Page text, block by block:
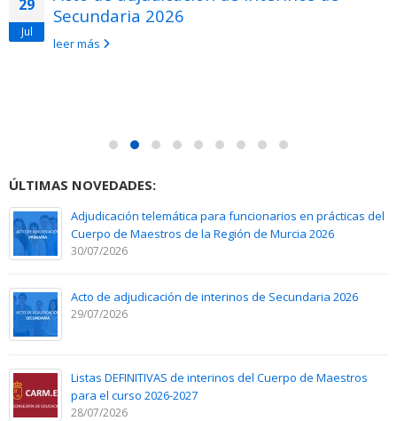
29
Jul
Secundaria 2026
leer más
ÚLTIMAS NOVEDADES:
Adjudicación telemática para funcionarios en prácticas del
Cuerpo de Maestros de la Región de Murcia 2026
30/07/2026
Acto de adjudicación de interinos de Secundaria 2026
29/07/2026
Listas DEFINITIVAS de interinos del Cuerpo de Maestros
para el curso 2026-2027
28/07/2026